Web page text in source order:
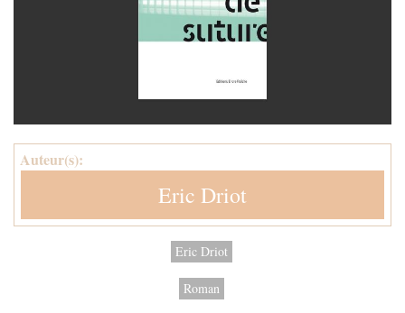
Auteur(s):
Eric Driot
Eric Driot
Roman